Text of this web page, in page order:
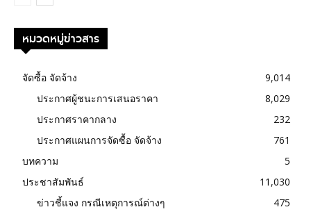
หมวดหมู่ข่าวสาร
จัดซื้อ จัดจ้าง
9,014
ประกาศผู้ชนะการเสนอราคา
8,029
ประกาศราคากลาง
232
ประกาศแผนการจัดซื้อ จัดจ้าง
761
บทความ
5
ประชาสัมพันธ์
11,030
ข่าวชี้แจง กรณีเหตุการณ์ต่างๆ
475